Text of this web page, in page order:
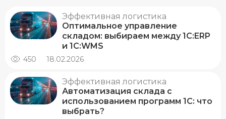
Эффективная логистика
Оптимальное управление
складом: выбираем между 1С:ERP
и 1С:WMS
450 18.02.2026
Эффективная логистика
Автоматизация склада с
использованием программ 1С: что
выбрать?